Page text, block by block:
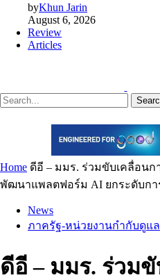
byKhun Jarin
August 6, 2026
Review
Articles
Home ดีอี – มมร. ร่วมขับเคลื่อน
พัฒนาแพลตฟอร์ม AI ยกระดับกา
News
ภาครัฐ-หน่วยงานกำกับดูแล
ดีอี – มมร. ร่วม